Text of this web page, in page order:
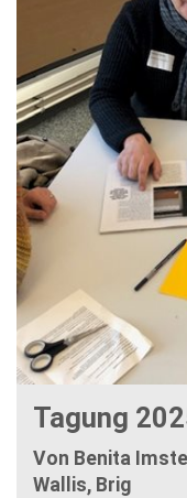
Tagung
Von Benita
Wallis, Brig